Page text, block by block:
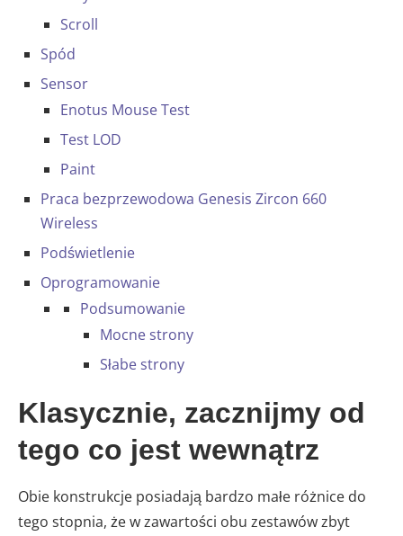
Scroll
Spód
Sensor
Enotus Mouse Test
Test LOD
Paint
Praca bezprzewodowa Genesis Zircon 660
Wireless
Podświetlenie
Oprogramowanie
Podsumowanie
Mocne strony
Słabe strony
Klasycznie, zacznijmy od
tego co jest wewnątrz
Obie konstrukcje posiadają bardzo małe różnice do
tego stopnia, że w zawartości obu zestawów zbyt